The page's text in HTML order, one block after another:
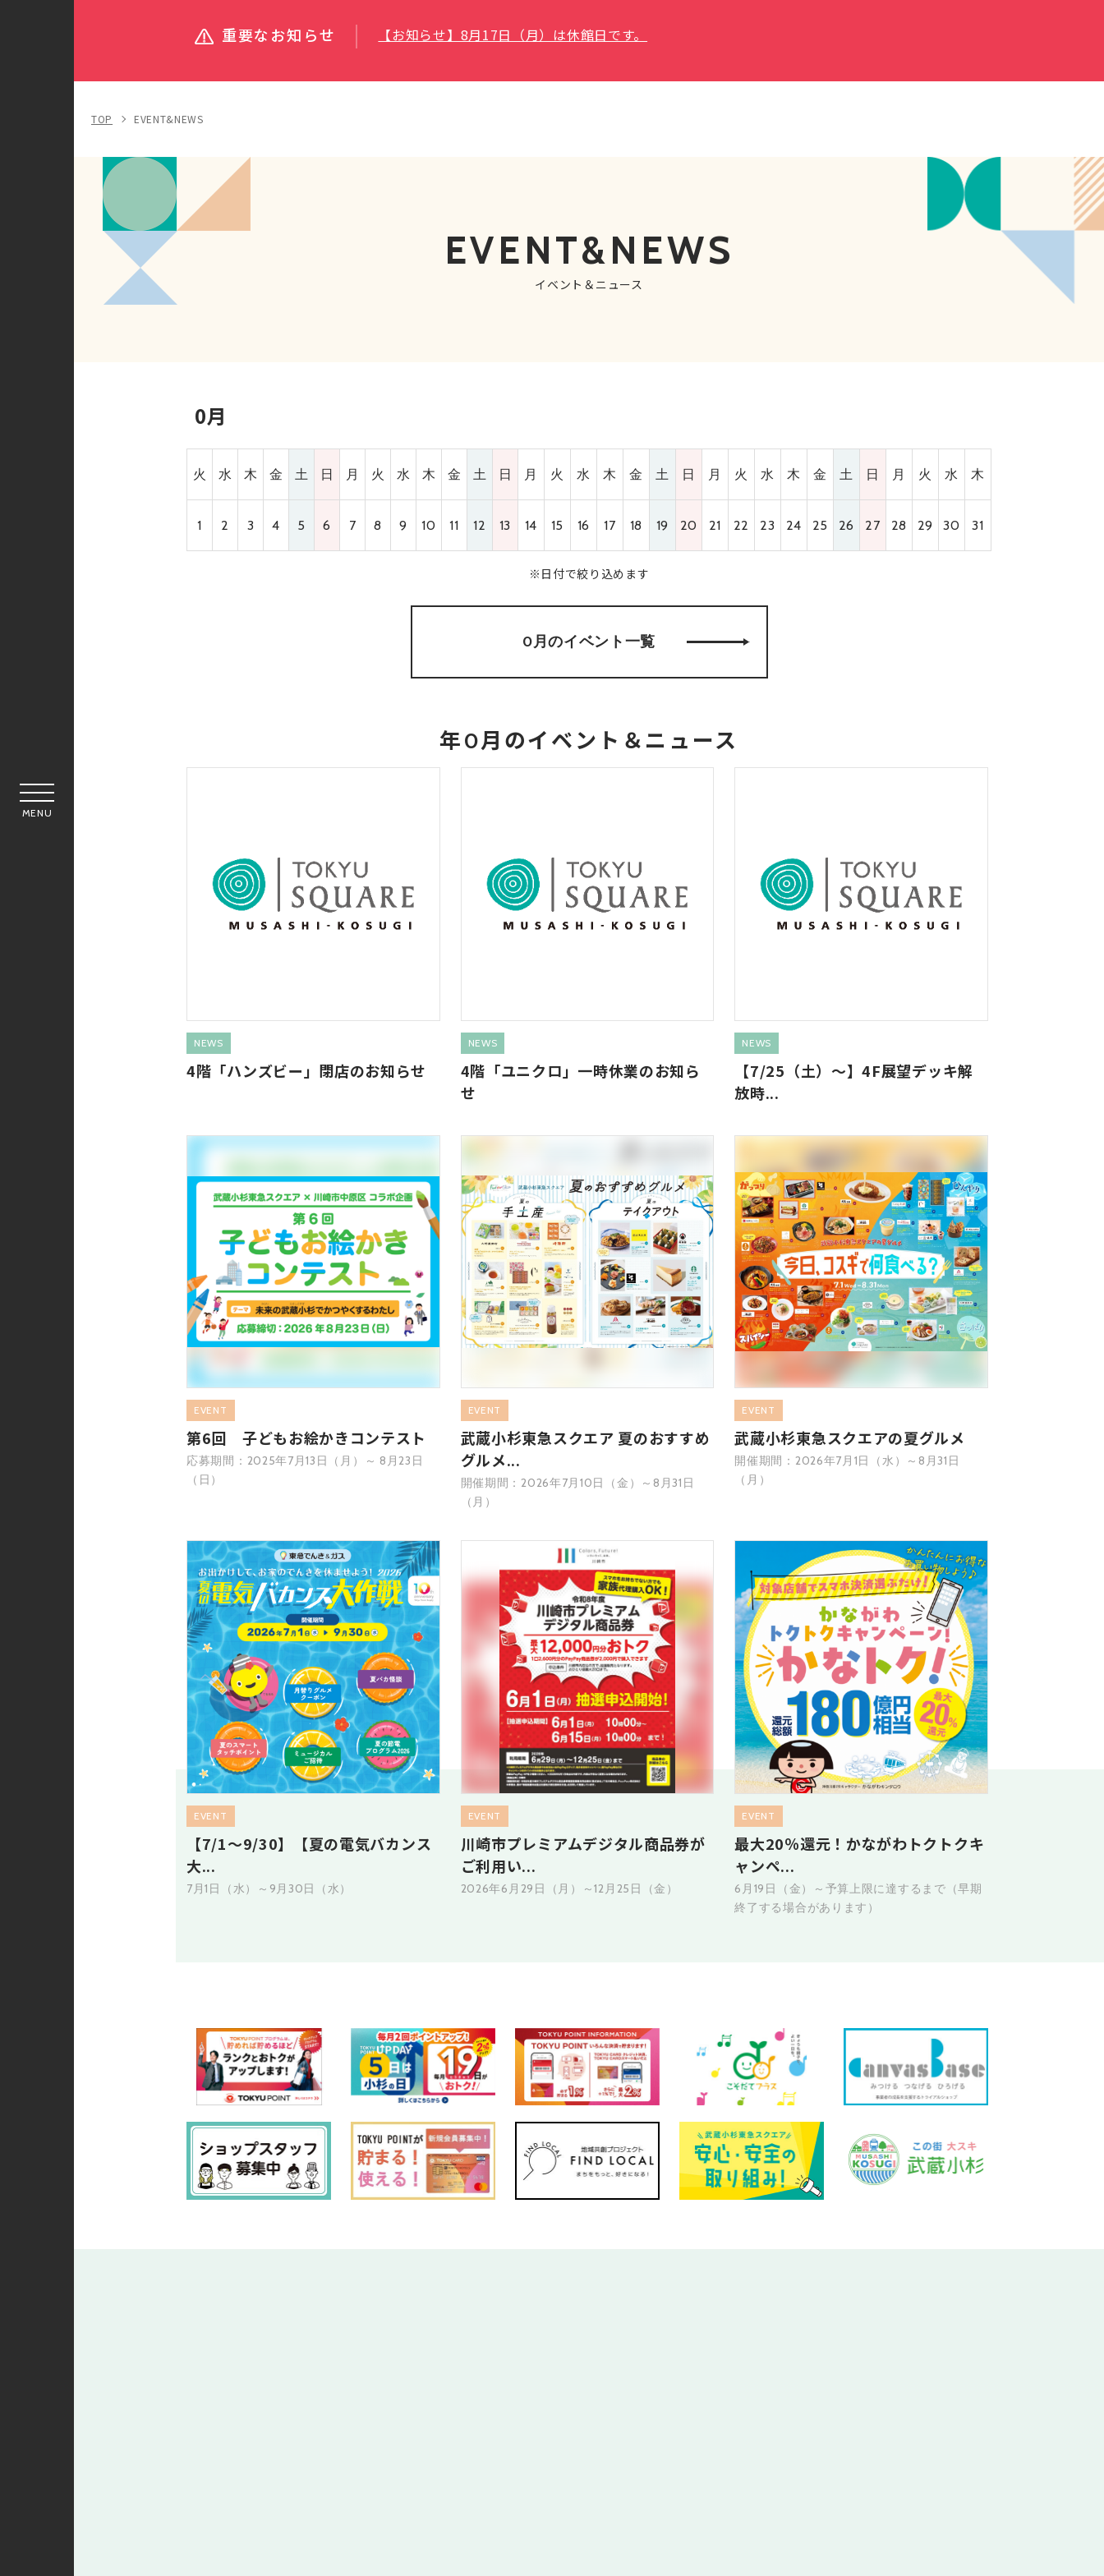
MENU
重要なお知らせ 【お知らせ】8月17日（月）は休館日です。
TOP EVENT&NEWS
EVENT&NEWS
イベント＆ニュース
0月
火 水 木 金 土 日 月 火 水 木 金 土 日 月 火 水 木 金 土 日 月 火 水 木 金 土 日 月 火 水 木
1 2 3 4 5 6 7 8 9 10 11 12 13 14 15 16 17 18 19 20 21 22 23 24 25 26 27 28 29 30 31
※日付で絞り込めます
0月のイベント一覧
年0月のイベント＆ニュース
NEWS
4階「ハンズビー」閉店のお知らせ
NEWS
4階「ユニクロ」一時休業のお知ら
せ
NEWS
【7/25（土）～】4F展望デッキ解
放時...
EVENT
第6回 子どもお絵かきコンテスト
応募期間：2025年7月13日（月）～ 8月23日
（日）
EVENT
武蔵小杉東急スクエア 夏のおすすめ
グルメ...
開催期間：2026年7月10日（金）～8月31日
（月）
EVENT
武蔵小杉東急スクエアの夏グルメ
開催期間：2026年7月1日（水）～8月31日
（月）
EVENT
【7/1～9/30】【夏の電気バカンス
大...
7月1日（水）～9月30日（水）
EVENT
川崎市プレミアムデジタル商品券が
ご利用い...
2026年6月29日（月）～12月25日（金）
EVENT
最大20％還元！かながわトクトクキ
ャンペ...
6月19日（金）～予算上限に達するまで（早期
終了する場合があります）